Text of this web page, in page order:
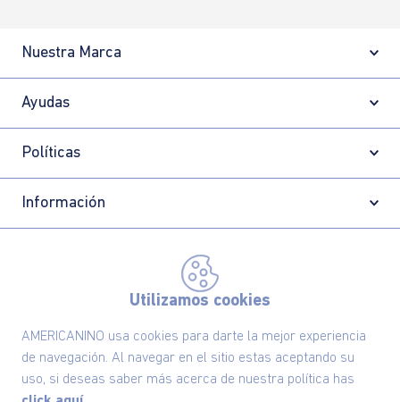
Utilizamos cookies
AMERICANINO usa cookies para darte la mejor experiencia
de navegación. Al navegar en el sitio estas aceptando su
uso, si deseas saber más acerca de nuestra política has
Nuestra Marca
Ayudas
Políticas
Información